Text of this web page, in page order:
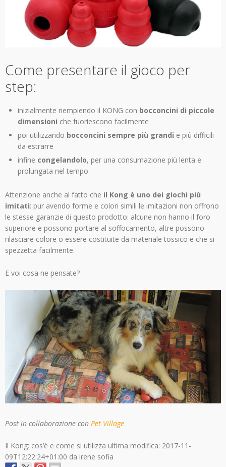
Come presentare il gioco per
step:
inizialmente riempiendo il KONG con bocconcini di piccole
dimensioni che fuoriescono facilmente
poi utilizzando bocconcini sempre più grandi e più difficili
da estrarre
infine congelandolo, per una consumazione più lenta e
prolungata nel tempo.
Attenzione anche al fatto che il Kong è uno dei giochi più
imitati: pur avendo forme e colori simili le imitazioni non offrono
le stesse garanzie di questo prodotto: alcune non hanno il foro
superiore e possono portare al soffocamento, altre possono
rilasciare colore o essere costituite da materiale tossico e che si
spezzetta facilmente.
E voi cosa ne pensate?
Post in collaborazione con Pet Village
Il Kong: cos’è e come si utilizza ultima modifica: 2017-11-
09T12:22:24+01:00 da irene sofia